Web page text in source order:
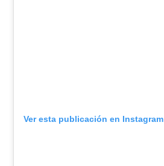
Ver esta publicación en Instagram